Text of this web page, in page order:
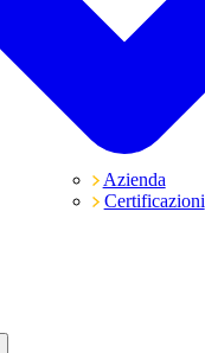
Azienda
Certificazioni